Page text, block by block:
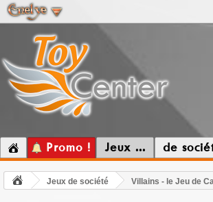
Promo ! Jeux ... de
Jeux de société Villains - le Jeu de